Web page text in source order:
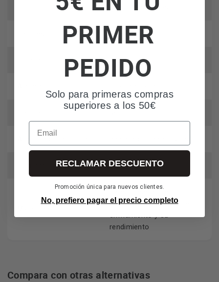
Modo vacaciones
2 verduleros
sí
LED
pared trasera interior
metálica para mejorar el
enfriamiento y su
rendimiento
Compara con otras alternativas
PRIMER
PEDIDO
Solo para primeras compras
superiores a los 50€
Email
RECLAMAR DESCUENTO
Promoción única para nuevos clientes.
No, prefiero pagar el precio completo